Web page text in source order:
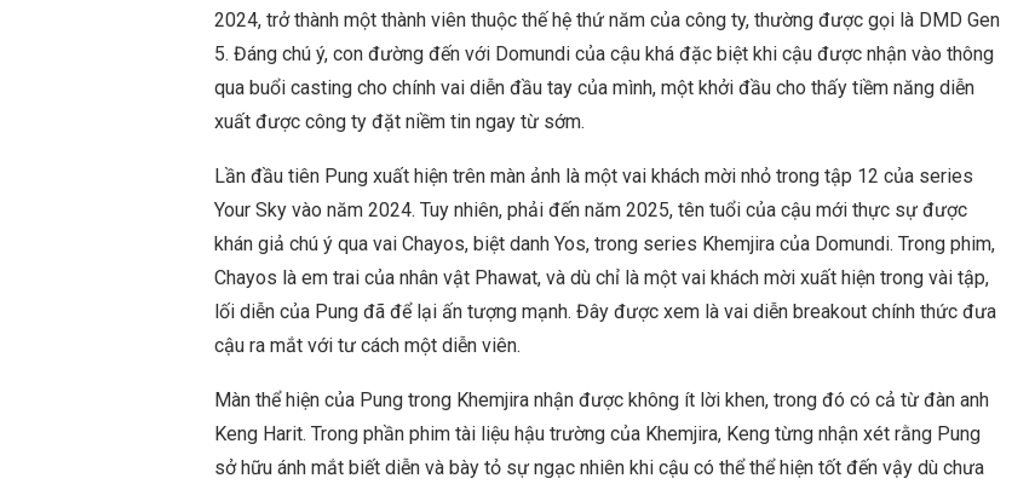
2024, trở thành một thành viên thuộc thế hệ thứ năm của công ty, thường được gọi là DMD Gen
5. Đáng chú ý, con đường đến với Domundi của cậu khá đặc biệt khi cậu được nhận vào thông
qua buổi casting cho chính vai diễn đầu tay của mình, một khởi đầu cho thấy tiềm năng diễn
xuất được công ty đặt niềm tin ngay từ sớm.
Lần đầu tiên Pung xuất hiện trên màn ảnh là một vai khách mời nhỏ trong tập 12 của series
Your Sky vào năm 2024. Tuy nhiên, phải đến năm 2025, tên tuổi của cậu mới thực sự được
khán giả chú ý qua vai Chayos, biệt danh Yos, trong series Khemjira của Domundi. Trong phim,
Chayos là em trai của nhân vật Phawat, và dù chỉ là một vai khách mời xuất hiện trong vài tập,
lối diễn của Pung đã để lại ấn tượng mạnh. Đây được xem là vai diễn breakout chính thức đưa
cậu ra mắt với tư cách một diễn viên.
Màn thể hiện của Pung trong Khemjira nhận được không ít lời khen, trong đó có cả từ đàn anh
Keng Harit. Trong phần phim tài liệu hậu trường của Khemjira, Keng từng nhận xét rằng Pung
sở hữu ánh mắt biết diễn và bày tỏ sự ngạc nhiên khi cậu có thể thể hiện tốt đến vậy dù chưa